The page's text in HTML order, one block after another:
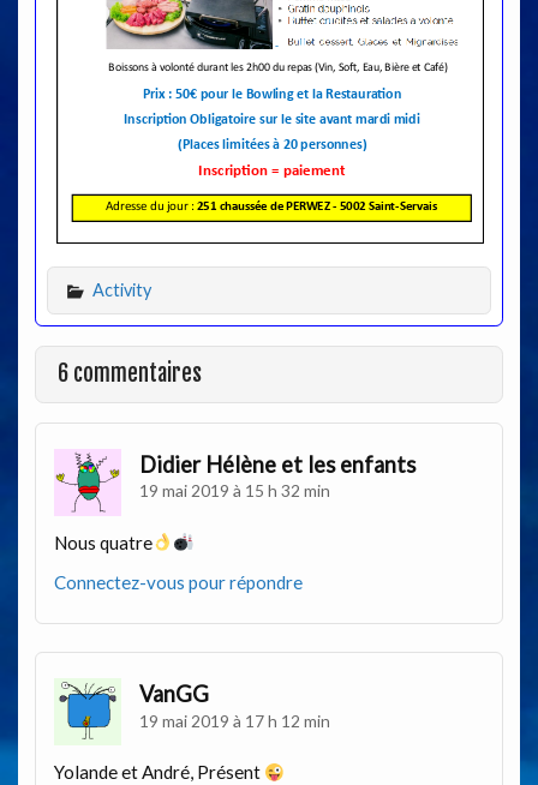
Activity
6 commentaires
Didier Hélène et les enfants
19 mai 2019 à 15 h 32 min
Nous quatre
Connectez-vous pour répondre
VanGG
19 mai 2019 à 17 h 12 min
Yolande et André, Présent